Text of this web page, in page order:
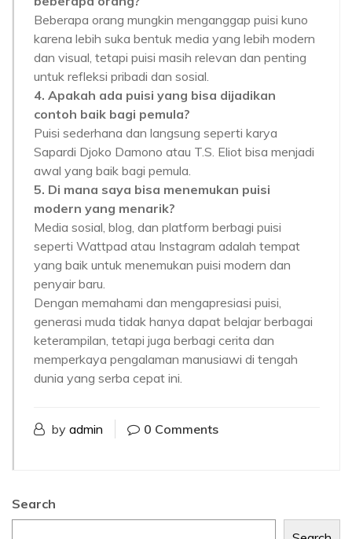
Beberapa orang mungkin menganggap puisi kuno
karena lebih suka bentuk media yang lebih modern
dan visual, tetapi puisi masih relevan dan penting
untuk refleksi pribadi dan sosial.
4. Apakah ada puisi yang bisa dijadikan
contoh baik bagi pemula?
Puisi sederhana dan langsung seperti karya
Sapardi Djoko Damono atau T.S. Eliot bisa menjadi
awal yang baik bagi pemula.
5. Di mana saya bisa menemukan puisi
modern yang menarik?
Media sosial, blog, dan platform berbagi puisi
seperti Wattpad atau Instagram adalah tempat
yang baik untuk menemukan puisi modern dan
penyair baru.
Dengan memahami dan mengapresiasi puisi,
generasi muda tidak hanya dapat belajar berbagai
keterampilan, tetapi juga berbagi cerita dan
memperkaya pengalaman manusiawi di tengah
dunia yang serba cepat ini.
by admin 0 Comments
Search